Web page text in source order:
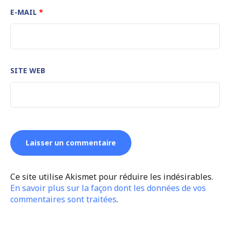
E-MAIL *
SITE WEB
Ce site utilise Akismet pour réduire les indésirables.
En savoir plus sur la façon dont les données de vos
commentaires sont traitées.